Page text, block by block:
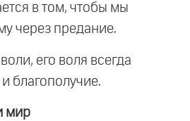
в том, чтобы мы
через предание.
его воля всегда
благополучие.
мир